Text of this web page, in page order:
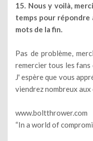
15. Nous y voilà,
temps pour
mots de la fin.
Pas de problème,
remercier tous les
J' espère que vous
viendrez nombreux
www.boltthrower.com
“In a world of